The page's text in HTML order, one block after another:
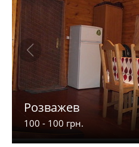
Розважев
100 - 100 грн.